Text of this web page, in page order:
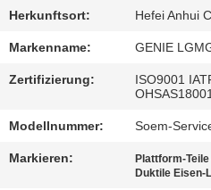
TRETEN
SIE
MIT
IN
VERBINDUNG
Herkunftsort: Hefei Anhui
Markenname: GENIE
Zertifizierung:
ISO9001
Modellnummer: Soem-
Markieren: Plattform-
Duktile Eisen-